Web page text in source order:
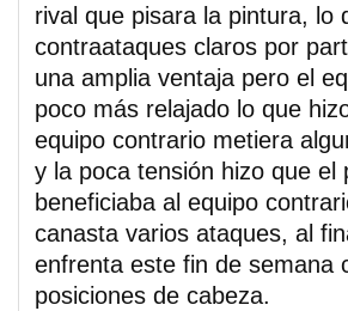
rival que pisara la pintura,
contraataques claros por
una amplia ventaja pero el
poco más relajado lo que
equipo contrario metiera
y la poca tensión hizo que
beneficiaba al equipo
canasta varios ataques, al
enfrenta este fin de semana
posiciones de cabeza.